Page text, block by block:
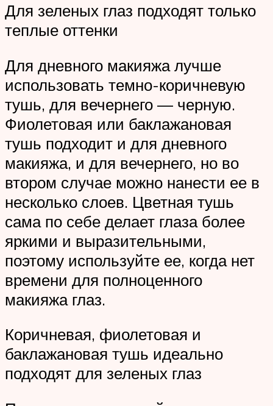
Для зеленых глаз подходят только
теплые оттенки
Для дневного макияжа лучше
использовать темно-коричневую
тушь, для вечернего — черную.
Фиолетовая или баклажановая
тушь подходит и для дневного
макияжа, и для вечернего, но во
втором случае можно нанести ее в
несколько слоев. Цветная тушь
сама по себе делает глаза более
яркими и выразительными,
поэтому используйте ее, когда нет
времени для полноценного
макияжа глаз.
Коричневая, фиолетовая и
баклажановая тушь идеально
подходят для зеленых глаз